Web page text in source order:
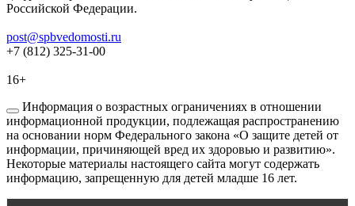
Российской Федерации.
post@spbvedomosti.ru
+7 (812) 325-31-00
16+
Информация о возрастных ограничениях в отношении
информационной продукции, подлежащая распространению
на основании норм Федерального закона «О защите детей от
информации, причиняющей вред их здоровью и развитию».
Некоторые материалы настоящего сайта могут содержать
информацию, запрещенную для детей младше 16 лет.